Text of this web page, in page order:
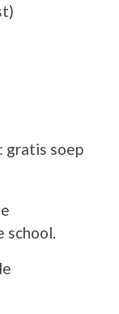
gratis soep
school.
een nieuw